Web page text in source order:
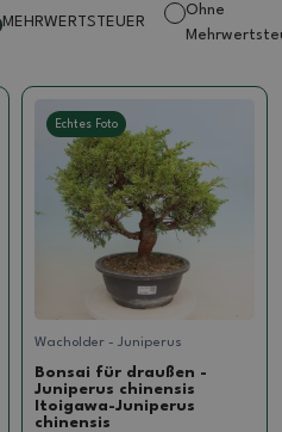
MEHRWERTSTEUER
Ohne
Echtes Foto
Wacholder - Juniperus
Bonsai für draußen -
Juniperus chinensis
Itoigawa-Juniperus
chinensis